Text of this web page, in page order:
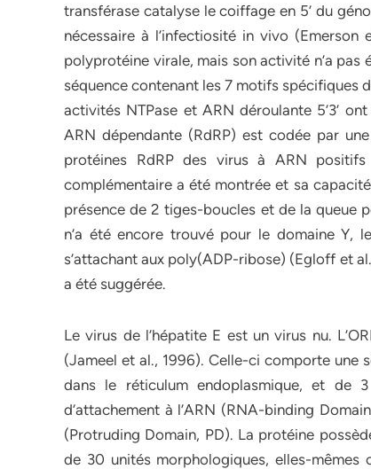
transférase catalyse le coiffage en 5’ du
nécessaire à l’infectiosité in vivo
polyprotéine virale, mais son activité n’a pas
séquence contenant les 7 motifs spécifiques
activités NTPase et ARN déroulante 5’3’
ARN dépendante (RdRP) est codée par
protéines RdRP des virus à ARN
complémentaire a été montrée et sa
présence de 2 tiges-boucles et de la queue
n’a été encore trouvé pour le domaine Y,
s’attachant aux poly(ADP-ribose) (Egloff et
a été suggérée.
Le virus de l’hépatite E est un virus nu.
(Jameel et al., 1996). Celle-ci comporte une
dans le réticulum endoplasmique, et de
d’attachement à l’ARN (RNA-binding
(Protruding Domain, PD). La protéine
de 30 unités morphologiques, elles-